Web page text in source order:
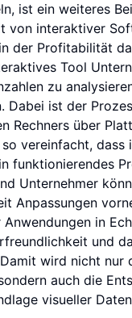
ist ein weiteres
von interaktiver
der Profitabilität
Tool
zu
Dabei ist der
Rechners über
vereinfacht, dass
funktionierendes
Unternehmer
Anpassungen
in
und
wird nicht nur
auch die
visueller